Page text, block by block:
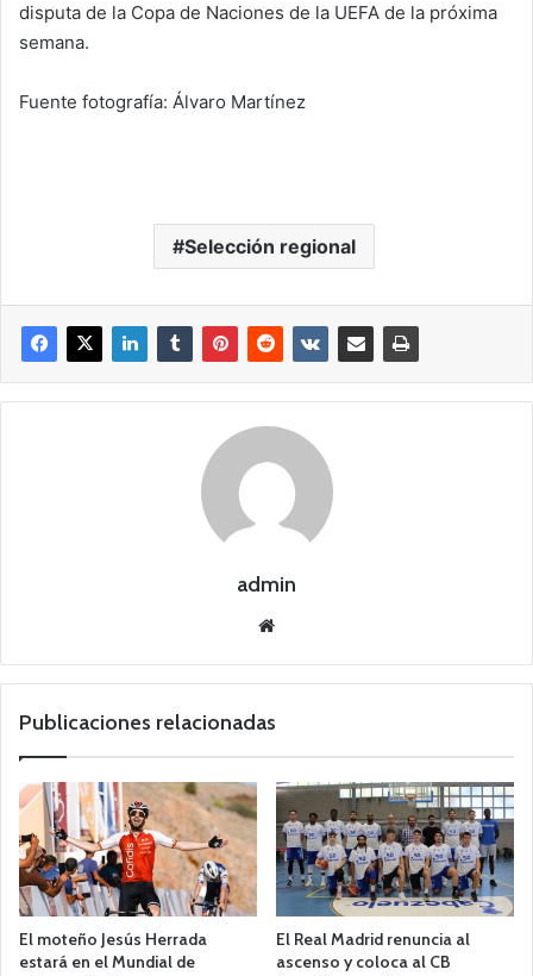
disputa de la Copa de Naciones de la UEFA de la próxima
semana.
Fuente fotografía: Álvaro Martínez
Selección regional
admin
we
Publicaciones relacionadas
El moteño Jesús Herrada
estará en el Mundial de
El Real Madrid renuncia al
ascenso y coloca al CB